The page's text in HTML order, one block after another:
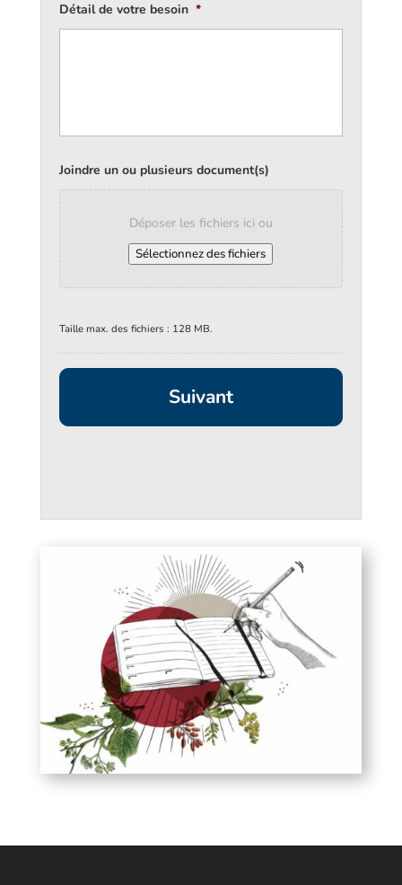
Détail de votre besoin *
Joindre un ou plusieurs document(s)
Déposer les fichiers ici ou
Sélectionnez des fichiers
Taille max. des fichiers : 128 MB.